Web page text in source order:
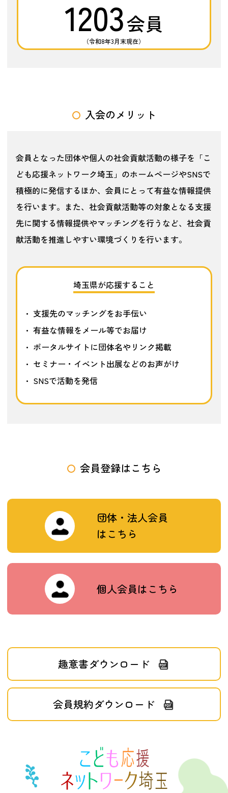
1203会員
（令和8年3月末現在）
入会のメリット
会員となった団体や個人の社会貢献活動の様子を「こ
ども応援ネットワーク埼玉」のホームページやSNSで
積極的に発信するほか、会員にとって有益な情報提供
を行います。また、社会貢献活動等の対象となる支援
先に関する情報提供やマッチングを行うなど、社会貢
献活動を推進しやすい環境づくりを行います。
埼玉県が応援すること
支援先のマッチングをお手伝い
有益な情報をメール等でお届け
ポータルサイトに団体名やリンク掲載
セミナー・イベント出展などのお声がけ
SNSで活動を発信
会員登録はこちら
団体・法人会員
はこちら
個人会員はこちら
趣意書ダウンロード
会員規約ダウンロード